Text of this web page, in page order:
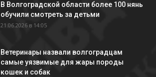
В Волгоградской области более 100 нянь
обучили смотреть за детьми
21.06.2026 в 14:05
Ветеринары назвали волгоградцам
самые уязвимые для жары породы
кошек и собак